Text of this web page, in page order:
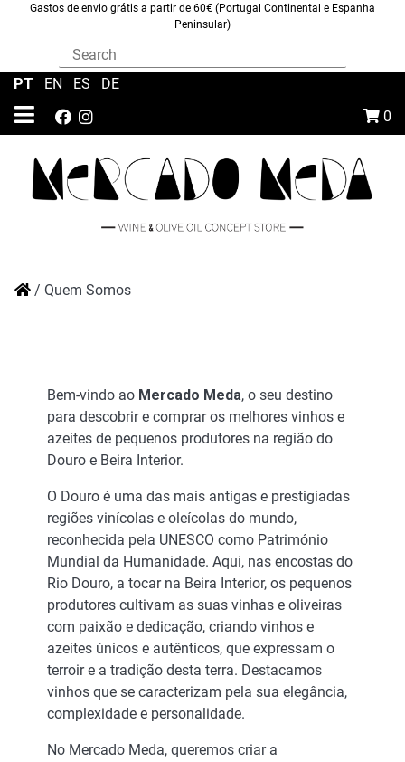
Gastos de envio grátis a partir de 60€ (Portugal Continental e Espanha
Peninsular)
0
PT EN ES DE
/ Quem Somos
Bem-vindo ao Mercado Meda, o seu destino
para descobrir e comprar os melhores vinhos e
azeites de pequenos produtores na região do
Douro e Beira Interior.
O Douro é uma das mais antigas e prestigiadas
regiões vinícolas e oleícolas do mundo,
reconhecida pela UNESCO como Património
Mundial da Humanidade. Aqui, nas encostas do
Rio Douro, a tocar na Beira Interior, os pequenos
produtores cultivam as suas vinhas e oliveiras
com paixão e dedicação, criando vinhos e
azeites únicos e autênticos, que expressam o
terroir e a tradição desta terra. Destacamos
vinhos que se caracterizam pela sua elegância,
complexidade e personalidade.
No Mercado Meda, queremos criar a